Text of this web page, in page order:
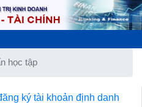
học tập
ký tài khoản định danh